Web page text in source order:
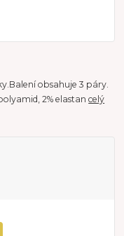
obsahuje 3 páry.
2% elastancelý